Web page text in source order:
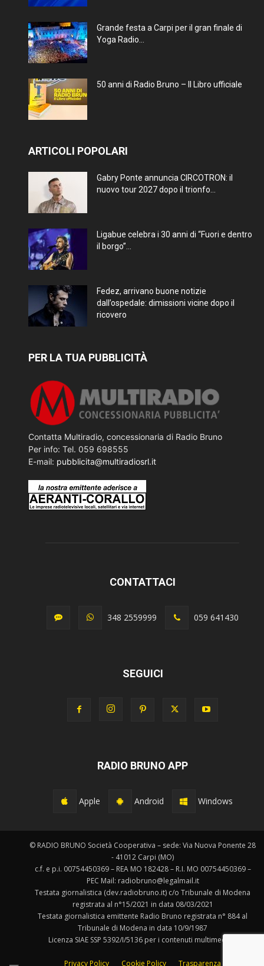
Grande festa a Carpi per il gran finale di
Yoga Radio...
50 anni di Radio Bruno – Il Libro ufficiale
ARTICOLI POPOLARI
Gabry Ponte annuncia CIRCOTRON: il
nuovo tour 2027 dopo il trionfo...
Ligabue celebra i 30 anni di “Fuori e dentro
il borgo”...
Fedez, arrivano buone notizie
dall’ospedale: dimissioni vicine dopo il
ricovero
PER LA TUA PUBBLICITÀ
Contatta Multiradio, concessionaria di Radio Bruno
Per info: Tel. 059 698555
E-mail: pubblicita@multiradiosrl.it
CONTATTACI
348 2559999 059 641430
SEGUICI
RADIO BRUNO APP
Apple Android Windows
© RADIO BRUNO Società Cooperativa – sede: Via Nuova Ponente 28
- 41012 Carpi (MO)
c.f. e p.i. 00754450369 – REA MO 182428 – R.I. MO 00754450369 –
PEC Mail: radiobruno@legalmail.it
Testata giornalistica (dev.radiobruno.it) c/o Tribunale di Modena
registrata al n°15/2021 in data 08/03/2021
Testata giornalistica emittente Radio Bruno registrata n° 884 al
Tribunale di Modena in data 10/9/1987
Licenza SIAE SSP 5392/I/5136 per i contenuti multimediali.
Privacy Policy Cookie Policy Trasparenza